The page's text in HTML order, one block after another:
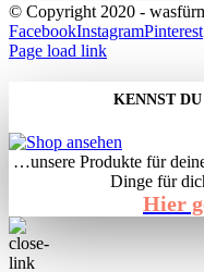
© Copyright 2020 -
FacebookInstagramPinterest
Page load link
KENNST
…unsere Produkte für
Dinge für
Hier